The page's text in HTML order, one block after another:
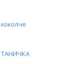
коколче
ТАНИЧКА